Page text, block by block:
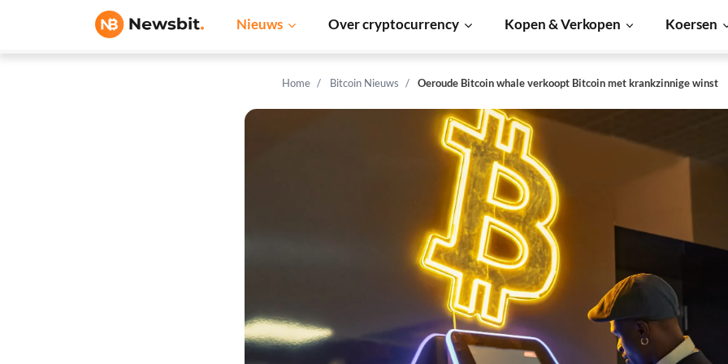
Nieuws Over cryptocurrency Kopen & Verkopen Koersen
Home Bitcoin Nieuws Oeroude Bitcoin whale verkoopt Bitcoin met krankzinnige winst